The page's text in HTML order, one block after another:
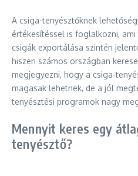
A csiga-tenyésztőknek
értékesítéssel is foglalkozni,
csigák exportálása szintén
hiszen számos országban
megjegyezni, hogy a csiga-
magasak lehetnek, de a jól
tenyésztési programok nagy
Mennyit keres egy
tenyésztő?